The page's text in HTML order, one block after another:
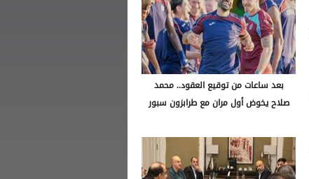
بعد ساعات من توقيع العقود.. محمد
صلاح يخوض أول مران مع طرابزون سبور